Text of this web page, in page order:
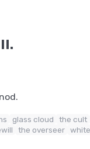
glass cloud the cult
the overseer